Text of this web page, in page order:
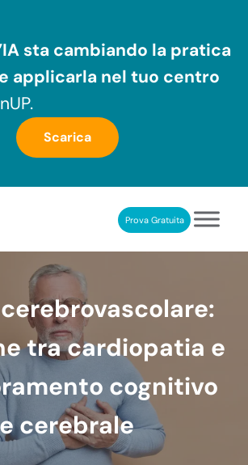
sta cambiando la pratica
applicarla nel tuo centro
Scarica
PROFESSIONALEProva Gratuita
tra cardiopatia e
cognitivo
e cerebrale